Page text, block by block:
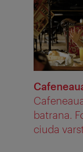
batrana.
ciuda